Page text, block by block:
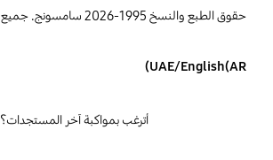
حقوق الطبع والنسخ 1995-2026 سامسونج. جميع الحقوق محفوظة.
UAE/English(AR)
أترغب بمواكبة آخر المستجدات؟